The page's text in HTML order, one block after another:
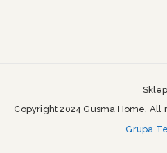
Sklep
Copyright 2024 Gusma Home. All
Grupa